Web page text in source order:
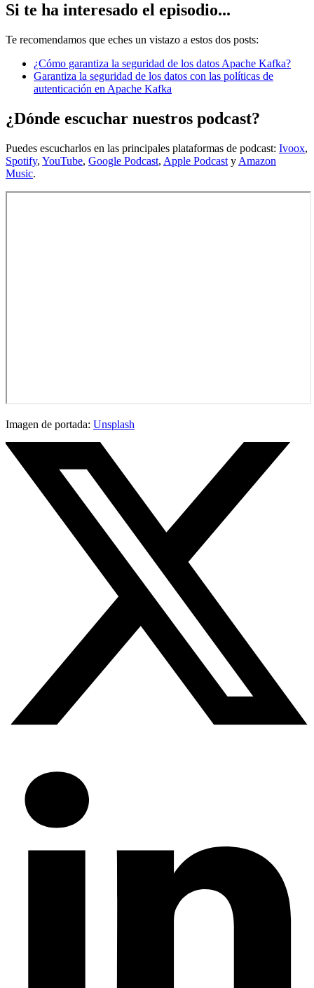
Si te ha interesado el episodio...
Te recomendamos que eches un vistazo a estos dos posts:
¿Cómo garantiza la seguridad de los datos Apache Kafka?
Garantiza la seguridad de los datos con las políticas de
autenticación en Apache Kafka
¿Dónde escuchar nuestros podcast?
Puedes escucharlos en las principales plataformas de podcast: Ivoox,
Spotify, YouTube, Google Podcast, Apple Podcast y Amazon
Music.
Imagen de portada: Unsplash